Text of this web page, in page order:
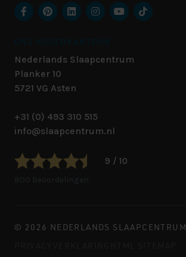
Nederlands Slaapcentrum
Planker 10
5721 VG Asten
+31 (0) 493 310 515
info@slaapcentrum.nl
9 / 10
© 2026 NEDERLANDS SLAAPCENTRUM